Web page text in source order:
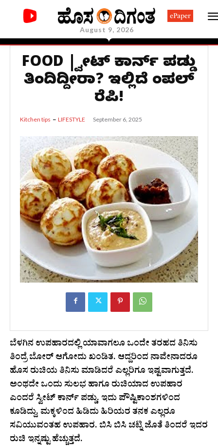
August 9, 2026
ePaper
FOOD | ಸ್ವೀಟ್ ಕಾರ್ನ್ ಪಡ್ಡು
ತಿಂದಿದ್ದೀರಾ? ಇಲ್ಲಿದೆ ಸಿಂಪಲ್
ರೆಸಿಪಿ!
Kitchen tips LIFESTYLE September 6, 2025
ಬೆಳಗಿನ ಉಪಹಾರದಲ್ಲಿ ಯಾವಾಗಲೂ ಒಂದೇ ತರಹದ ತಿನಿಸು
ತಿಂದ್ರೆ ಬೋರ್ ಆಗೋದು ಖಂಡಿತ. ಆದ್ದರಿಂದ ನಾವೇನಾದರೂ
ಹೊಸ ರುಚಿಯ ತಿನಿಸು ಮಾಡಿದರೆ ಎಲ್ಲರಿಗೂ ಇಷ್ಟವಾಗುತ್ತದೆ.
ಅಂಥದೇ ಒಂದು ಸುಲಭ ಹಾಗೂ ರುಚಿಯಾದ ಉಪಹಾರ
ಎಂದರೆ ಸ್ವೀಟ್ ಕಾರ್ನ್ ಪಡ್ಡು. ಇದು ಪೌಷ್ಟಿಕಾಂಶಗಳಿಂದ
ಕೂಡಿದ್ದು, ಮಕ್ಕಳಿಂದ ಹಿಡಿದು ಹಿರಿಯರ ತನಕ ಎಲ್ಲರೂ
ಸವಿಯುವಂತಹ ಉಪಹಾರ. ಬಿಸಿ ಬಿಸಿ ಚಟ್ನಿ ಜೊತೆ ತಿಂದರೆ ಇದರ
ರುಚಿ ಇನ್ನಷ್ಟು ಹೆಚ್ಚುತ್ತದೆ.